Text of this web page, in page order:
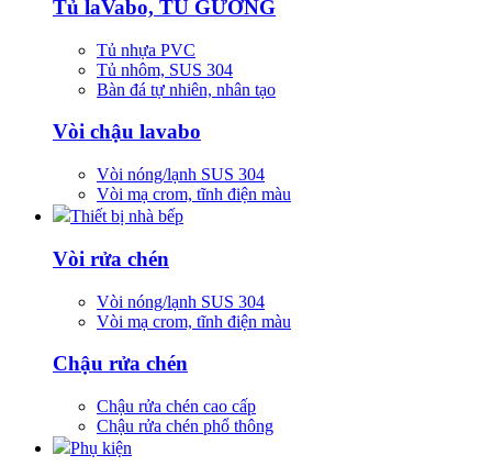
Tủ laVabo, TỦ GƯƠNG
Tủ nhựa PVC
Tủ nhôm, SUS 304
Bàn đá tự nhiên, nhân tạo
Vòi chậu lavabo
Vòi nóng/lạnh SUS 304
Vòi mạ crom, tĩnh điện màu
Thiết bị nhà bếp
Vòi rửa chén
Vòi nóng/lạnh SUS 304
Vòi mạ crom, tĩnh điện màu
Chậu rửa chén
Chậu rửa chén cao cấp
Chậu rửa chén phổ thông
Phụ kiện